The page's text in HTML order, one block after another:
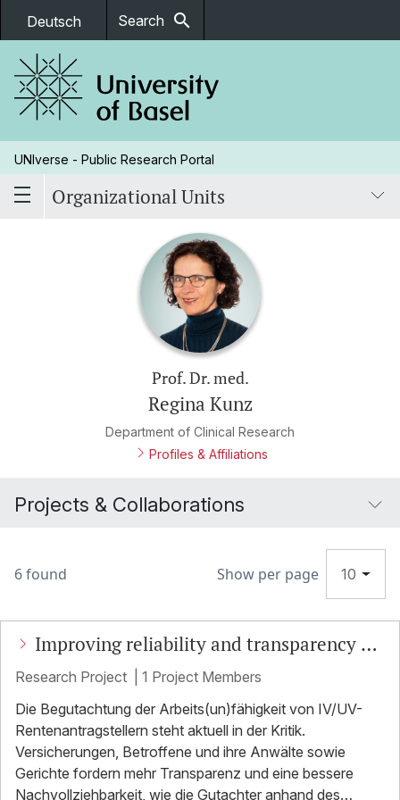
Deutsch Search search
UNIverse - Public Research Portal
Organizational Units
Prof. Dr. med.
Regina Kunz
Department of Clinical Research
Profiles & Affiliations
Projects & Collaborations
6 found Show per page 10
Improving reliability and transparency of
Independent Medical Expertises (IMEs)
and their usefulness to social judges,
claimants and social insurance
organisations "
Research Project
1 Project Members
Die Begutachtung der Arbeits(un)fähigkeit von IV/UV-
Rentenantragstellern steht aktuell in der Kritik.
Versicherungen, Betroffene und ihre Anwälte sowie
Gerichte fordern mehr Transparenz und eine bessere
Nachvollziehbarkeit, wie die Gutachter anhand des